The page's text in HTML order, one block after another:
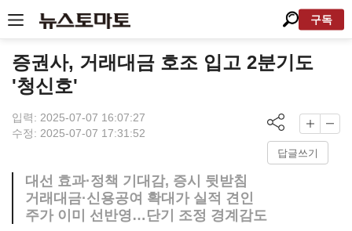
구독
증권사, 거래대금 호조 입고 2분기도
'청신호'
입력: 2025-07-07 16:07:27
수정: 2025-07-07 17:31:52
답글쓰기
대선 효과·정책 기대감, 증시 뒷받침
거래대금·신용공여 확대가 실적 견인
주가 이미 선반영…단기 조정 경계감도